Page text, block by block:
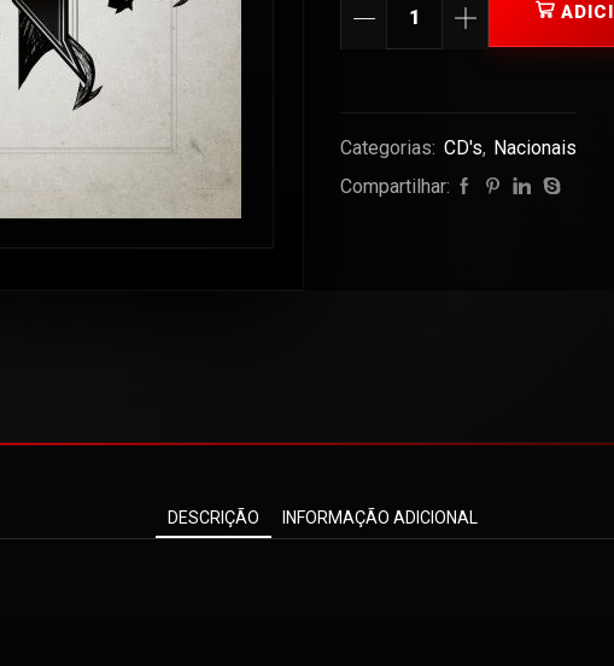
Categorias: CD's, Nacionais
Compartilhar:
DESCRIÇÃO INFORMAÇÃO ADICIONAL